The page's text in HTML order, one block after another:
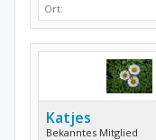
Ort:
Katjes
Bekanntes Mitglied